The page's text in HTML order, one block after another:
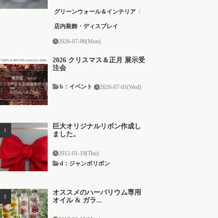
グリーンウォール＆インテリア /
店内装飾・ディスプレイ
2026-07-06(Mon)
2026 クリスマス＆正月 展示受
注会
b：イベント 2026-07-01(Wed)
巨大オリジナルリボン作成し
ました。
2012-01-19(Thu)
d：ジャンボリボン
オススメのハーバリウム専用
オイル & ガラ...